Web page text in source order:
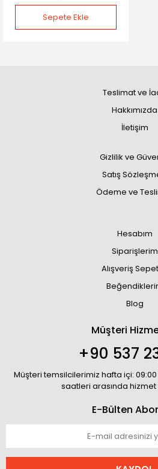
Sepete Ekle
Teslimat ve
Hakkımızda
İletişim
Gizlilik ve
Satış
Ödeme ve
Hesabım
Siparişlerim
Alışveriş
Blog
Müşteri
+90 537
Müşteri temsilcilerimiz hafta içi: 09:00
saatleri arasında
E-Bülten